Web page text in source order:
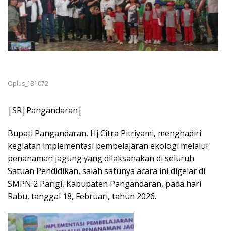
Oplus_131072
|SR|Pangandaran|
Bupati Pangandaran, Hj Citra Pitriyami, menghadiri
kegiatan implementasi pembelajaran ekologi melalui
penanaman jagung yang dilaksanakan di seluruh
Satuan Pendidikan, salah satunya acara ini digelar di
SMPN 2 Parigi, Kabupaten Pangandaran, pada hari
Rabu, tanggal 18, Februari, tahun 2026.